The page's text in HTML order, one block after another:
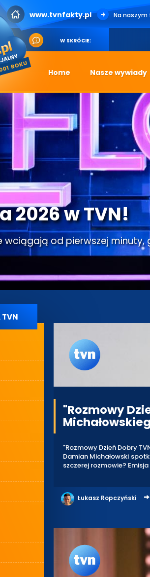
www.tvnfakty.pl Na naszym
W SKRÓCIE:
Home Nasze wywiady
2026 w TVN!
wciągają od pierwszej minuty,
TVN
"Rozmowy
"Rozmowy Dzień Dobry
Damian Michałowski
szczerej rozmowie?
Łukasz Ropczyński